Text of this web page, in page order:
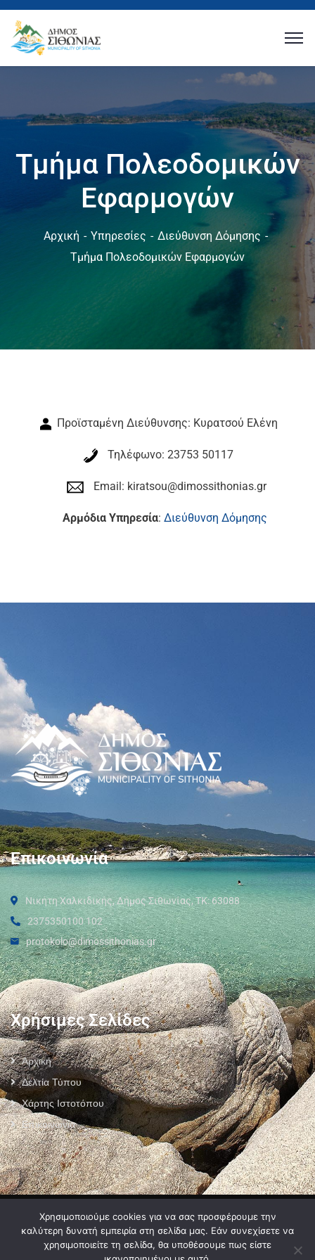
Τμήμα Πολεοδομικών
Εφαρμογών
Αρχική Υπηρεσίες
Διεύθυνση Δόμησης
Τμήμα Πολεοδομικών Εφαρμογών
Προϊσταμένη Διεύθυνσης: Κυρατσού Ελένη
Τηλέφωνο: 23753 50117
Email: kiratsou@dimossithonias.gr
Αρμόδια Υπηρεσία: Διεύθυνση Δόμησης
Επικοινωνία
Νικήτη Χαλκιδικής, Δήμος Σιθωνίας, ΤΚ: 63088
2375350100 102
protokolo@dimossithonias.gr
Χρήσιμες Σελίδες
Αρχική
Δελτία Τύπου
Χάρτης Ιστοτόπου
Επικοινωνία
Όροι Χρήσης
Χρησιμοποιούμε cookies για να σας προσφέρουμε την
καλύτερη δυνατή εμπειρία στη σελίδα μας. Εάν συνεχίσετε να
χρησιμοποιείτε τη σελίδα, θα υποθέσουμε πως είστε